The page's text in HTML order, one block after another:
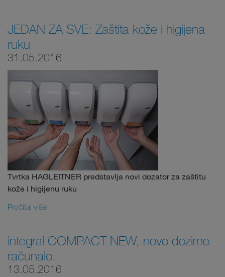
JEDAN ZA SVE: Zaštita kože i higijena
ruku
31.05.2016
Tvrtka HAGLEITNER predstavlja novi dozator za zaštitu
kože i higijenu ruku
Pročitaj više
integral COMPACT NEW, novo dozirno
računalo.
13.05.2016